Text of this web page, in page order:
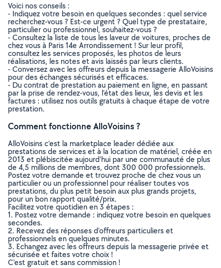
Voici nos conseils :
- Indiquez votre besoin en quelques secondes : quel service
recherchez-vous ? Est-ce urgent ? Quel type de prestataire,
particulier ou professionnel, souhaitez-vous ?
- Consultez la liste de tous les laveur de voitures, proches de
chez vous à Paris 14e Arrondissement ! Sur leur profil,
consultez les services proposés, les photos de leurs
réalisations, les notes et avis laissés par leurs clients.
- Conversez avec les offreurs depuis la messagerie AlloVoisins
pour des échanges sécurisés et efficaces.
- Du contrat de prestation au paiement en ligne, en passant
par la prise de rendez-vous, l’état des lieux, les devis et les
factures : utilisez nos outils gratuits à chaque étape de votre
prestation.
Comment fonctionne AlloVoisins ?
AlloVoisins c’est la marketplace leader dédiée aux
prestations de services et à la location de matériel, créée en
2013 et plébiscitée aujourd’hui par une communauté de plus
de 4,5 millions de membres, dont 300 000 professionnels.
Postez votre demande et trouvez proche de chez vous un
particulier ou un professionnel pour réaliser toutes vos
prestations, du plus petit besoin aux plus grands projets,
pour un bon rapport qualité/prix.
Facilitez votre quotidien en 3 étapes :
1. Postez votre demande : indiquez votre besoin en quelques
secondes.
2. Recevez des réponses d’offreurs particuliers et
professionnels en quelques minutes.
3. Echangez avec les offreurs depuis la messagerie privée et
sécurisée et faites votre choix !
C’est gratuit et sans commission !